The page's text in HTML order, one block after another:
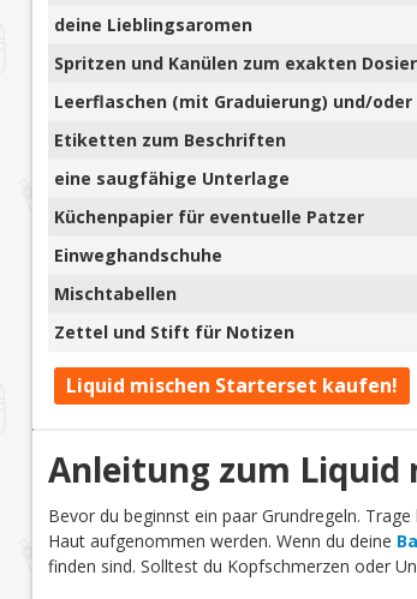
deine Lieblingsaromen
Spritzen und Kanülen zum exakten
Leerflaschen (mit Graduierung) und/
Etiketten zum Beschriften
eine saugfähige Unterlage
Küchenpapier für eventuelle Patzer
Einweghandschuhe
Mischtabellen
Zettel und Stift für Notizen
Liquid mischen Starterset kaufen!
Anleitung zum Liquid
Bevor du beginnst ein paar Grundregeln.
Haut aufgenommen werden. Wenn du deine
finden sind. Solltest du Kopfschmerzen oder